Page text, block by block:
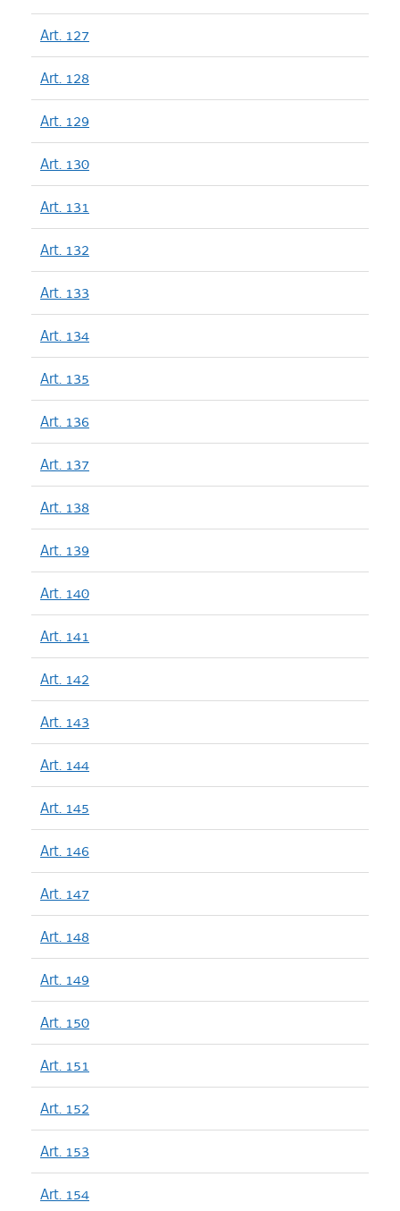
Art. 127
Art. 128
Art. 129
Art. 130
Art. 131
Art. 132
Art. 133
Art. 134
Art. 135
Art. 136
Art. 137
Art. 138
Art. 139
Art. 140
Art. 141
Art. 142
Art. 143
Art. 144
Art. 145
Art. 146
Art. 147
Art. 148
Art. 149
Art. 150
Art. 151
Art. 152
Art. 153
Art. 154